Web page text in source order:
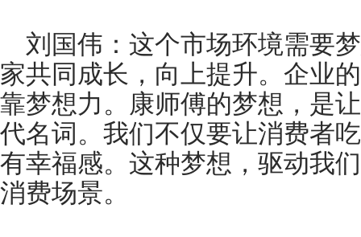
刘国伟：这个市场环境需要
家共同成长，向上提升。企业
靠梦想力。康师傅的梦想，是
代名词。我们不仅要让消费者
有幸福感。这种梦想，驱动我
消费场景。